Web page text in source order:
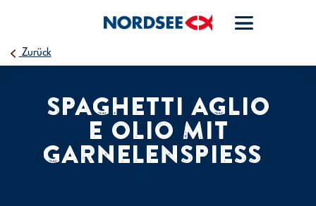
Zurück
SPAGHETTI AGLIO
E OLIO MIT
GARNELENSPIESS